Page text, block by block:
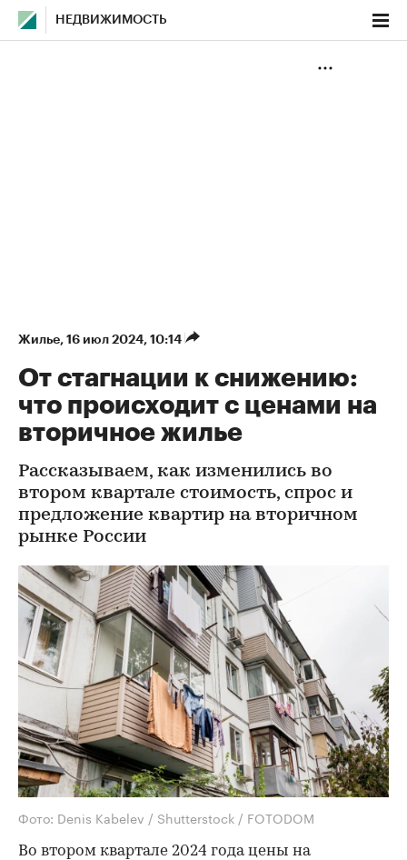
НЕДВИЖИМОСТЬ
Жилье⁠, 16 июл 2024, 10:14
От стагнации к снижению:
что происходит с ценами на
вторичное жилье
Рассказываем, как изменились во
втором квартале стоимость, спрос и
предложение квартир на вторичном
рынке России
Фото: Denis Kabelev / Shutterstock / FOTODOM
Во втором квартале 2024 года цены на